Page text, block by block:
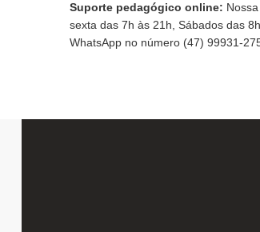
Suporte pedagógico online:
sexta das 7h às 21h, Sábados das
WhatsApp no número (47) 99931-